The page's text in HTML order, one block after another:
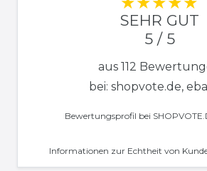
SEHR GUT
5 / 5
aus 112
bei: shopvote.de,
Bewertungsprofil bei
Informationen zur Echtheit von